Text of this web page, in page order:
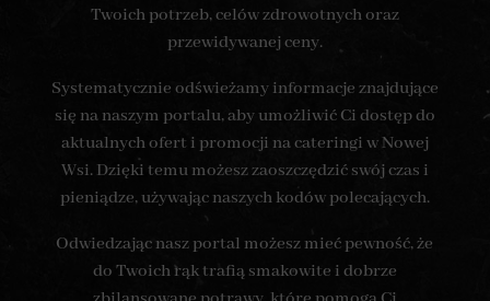
Twoich potrzeb, celów zdrowotnych oraz
przewidywanej ceny.
Systematycznie odświeżamy informacje znajdujące
się na naszym portalu, aby umożliwić Ci dostęp do
aktualnych ofert i promocji na cateringi w Nowej
Wsi. Dzięki temu możesz zaoszczędzić swój czas i
pieniądze, używając naszych kodów polecających.
Odwiedzając nasz portal możesz mieć pewność, że
do Twoich rąk trafią smakowite i dobrze